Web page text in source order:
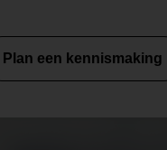
Plan een kennismaking